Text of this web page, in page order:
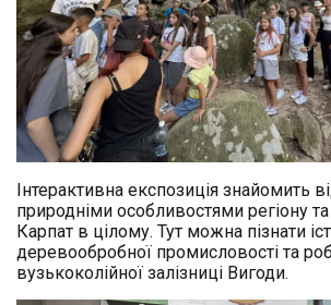
Інтерактивна експозиція знайомить
природніми особливостями регіону
Карпат в цілому. Тут можна пізнати
деревообробної промисловості та
вузькоколійної залізниці Вигоди.